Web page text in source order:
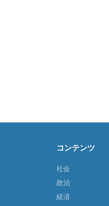
コンテンツ
社会
政治
経済